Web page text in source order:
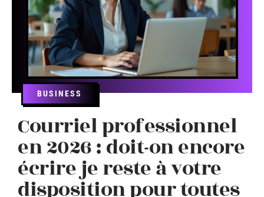
BUSINESS
Courriel professionnel
en 2026 : doit-on encore
écrire je reste à votre
disposition pour toutes